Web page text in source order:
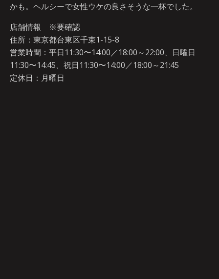
かも。ヘルシーで女性ウケの良さそうな一杯でした。
店舗情報 ※要確認
住所：東京都台東区千束1-15-8
営業時間：平日11:30〜14:00／18:00～22:00、日曜日
11:30〜14:45、祝日11:30〜14:00／18:00～21:45
定休日：月曜日